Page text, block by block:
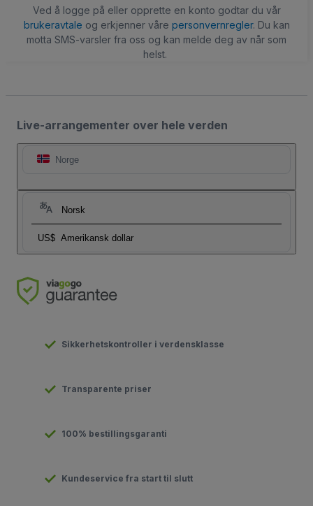
Ved å logge på eller opprette en konto godtar du vår
brukeravtale og erkjenner våre personvernregler. Du kan
motta SMS-varsler fra oss og kan melde deg av når som
helst.
Live-arrangementer over hele verden
Norge
Norsk
US$ Amerikansk dollar
Sikkerhetskontroller i verdensklasse
Transparente priser
100% bestillingsgaranti
Kundeservice fra start til slutt